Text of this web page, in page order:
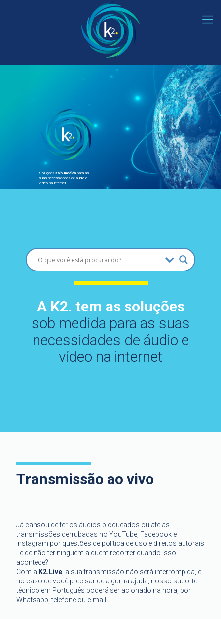
Soluções sob medida para as
suas necessidades de áudio e
vídeo na internet
A K2. tem as soluções
sob medida para as suas
necessidades de áudio e
vídeo na internet
Transmissão ao vivo
Já cansou de ter os áudios bloqueados ou até as
transmissões derrubadas no YouTube, Facebook e
Instagram por questões de política de uso e direitos autorais
- e de não ter ninguém a quem recorrer quando isso
acontece?
Com a K2.Live , a sua transmissão não será interrompida, e
no caso de você precisar de alguma ajuda, nosso suporte
técnico em Português poderá ser acionado na hora, por
Whatsapp, telefone ou e-mail.